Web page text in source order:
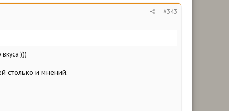
#343
)))
столько и мнений.